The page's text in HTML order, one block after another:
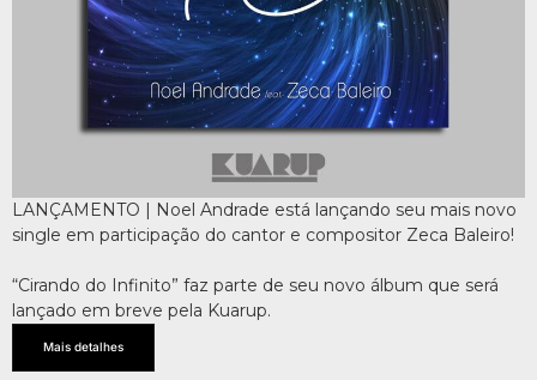
LANÇAMENTO | Noel Andrade está lançando seu mais novo
single em participação do cantor e compositor Zeca Baleiro!
“Cirando do Infinito” faz parte de seu novo álbum que será
lançado em breve pela Kuarup.
Mais detalhes